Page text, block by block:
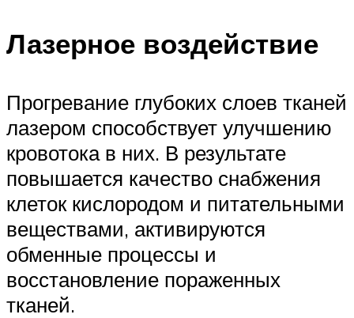
Лазерное воздействие
Прогревание глубоких слоев тканей
лазером способствует улучшению
кровотока в них. В результате
повышается качество снабжения
клеток кислородом и питательными
веществами, активируются
обменные процессы и
восстановление пораженных
тканей.